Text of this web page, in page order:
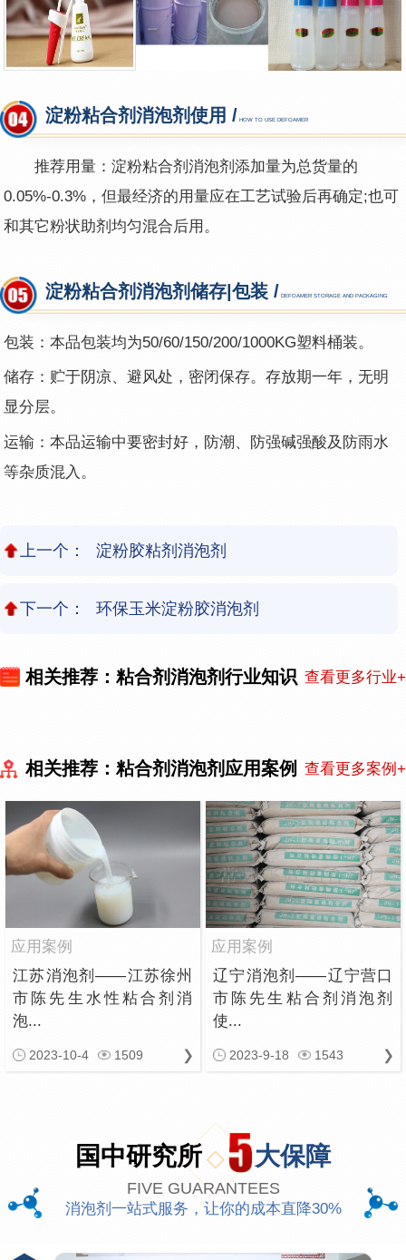
淀粉粘合剂消泡剂使用 / HOW TO USE DEFOAMER
推荐用量：淀粉粘合剂消泡剂添加量为总货量的
0.05%-0.3%，但最经济的用量应在工艺试验后再确定;也可
和其它粉状助剂均匀混合后用。
淀粉粘合剂消泡剂储存|包装 / DEFOAMER STORAGE AND PACKAGING
包装：本品包装均为50/60/150/200/1000KG塑料桶装。
储存：贮于阴凉、避风处，密闭保存。存放期一年，无明
显分层。
运输：本品运输中要密封好，防潮、防强碱强酸及防雨水
等杂质混入。
上一个： 淀粉胶粘剂消泡剂
下一个： 环保玉米淀粉胶消泡剂
相关推荐：粘合剂消泡剂行业知识 查看更多行业+
相关推荐：粘合剂消泡剂应用案例 查看更多案例+
应用案例
江苏消泡剂——江苏徐州
市陈先生水性粘合剂消
泡...
2023-10-4 1509
应用案例
辽宁消泡剂——辽宁营口
市陈先生粘合剂消泡剂
使...
2023-9-18 1543
国中研究所 大保障
FIVE GUARANTEES
消泡剂一站式服务，让你的成本直降30%